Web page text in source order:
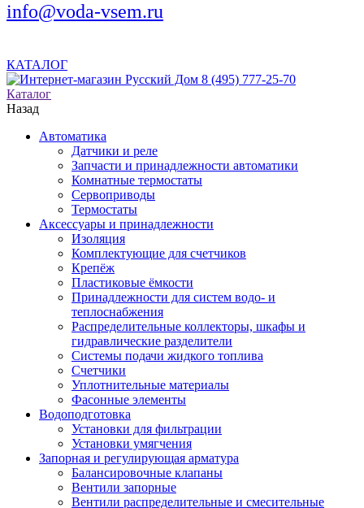
info@voda-vsem.ru
КАТАЛОГ
8 (495) 777-25-70
Каталог
Назад
Автоматика
Датчики и реле
Запчасти и принадлежности автоматики
Комнатные термостаты
Сервоприводы
Термостаты
Аксессуары и принадлежности
Изоляция
Комплектующие для счетчиков
Крепёж
Пластиковые ёмкости
Принадлежности для систем водо- и
теплоснабжения
Распределительные коллекторы, шкафы и
гидравлические разделители
Системы подачи жидкого топлива
Счетчики
Уплотнительные материалы
Фасонные элементы
Водоподготовка
Установки для фильтрации
Установки умягчения
Запорная и регулирующая арматура
Балансировочные клапаны
Вентили запорные
Вентили распределительные и смесительные